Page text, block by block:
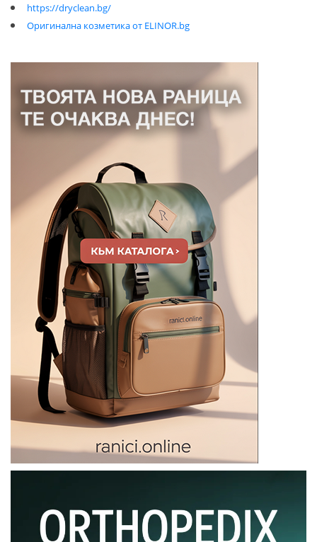
https://dryclean.bg/
Оригинална козметика от ELINOR.bg